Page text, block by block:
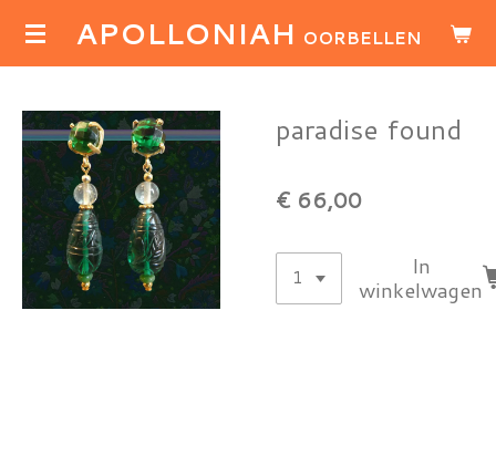
Ga
de
hoofdinhoud
APOLLONIAH OORBELLEN
paradise found
€ 66,00
In
winkelwagen